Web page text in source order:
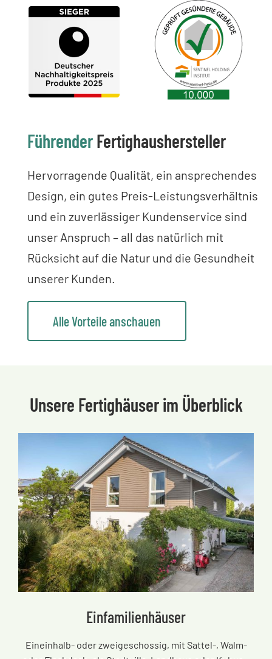
FührenderFertighaushersteller
Hervorragende Qualität, ein ansprechendes
Design, ein gutes Preis-Leistungsverhältnis
und ein zuverlässiger Kundenservice sind
unser Anspruch – all das natürlich mit
Rücksicht auf die Natur und die Gesundheit
unserer Kunden.
Alle Vorteile anschauen
Unsere Fertighäuser im Überblick
Einfamilienhäuser
Eineinhalb- oder zweigeschossig, mit Sattel-, Walm-